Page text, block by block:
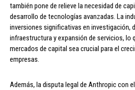
también pone de relieve la necesidad de
desarrollo de tecnologías avanzadas. La
inversiones significativas en investigación,
infraestructura y expansión de servicios, lo
mercados de capital sea crucial para el
empresas.
Además, la disputa legal de Anthropic con